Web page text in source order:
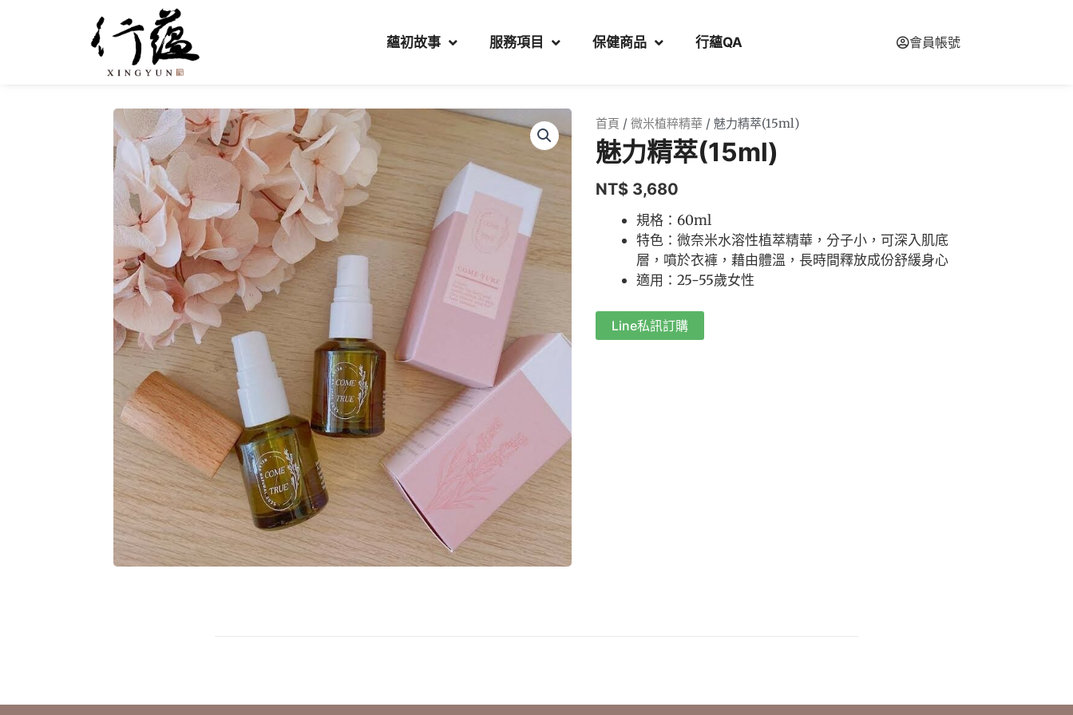
蘊初故事 服務項目 保健商品 行蘊QA 會員帳號
首頁 / 微米植粹精華 / 魅力精萃(15ml)
魅力精萃(15ml)
NT$ 3,680
規格：60ml
特色：微奈米水溶性植萃精華，分子小，可深入肌底
層，噴於衣褲，藉由體溫，長時間釋放成份舒緩身心
適用：25-55歲女性
Line私訊訂購